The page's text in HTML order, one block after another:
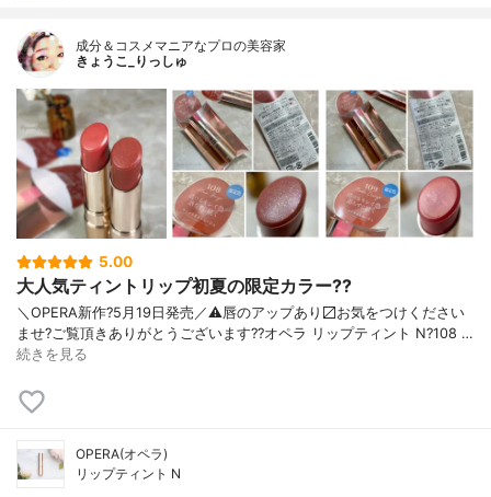
成分＆コスメマニアなプロの美容家
きょうこ_りっしゅ
5.00
大人気ティントリップ初夏の限定カラー??
＼OPERA新作?5月19日発売／ ⚠️唇のアップあり〼 お気をつけください
ませ? ご覧頂きありがとうございます? ?オペラ リップティント N ?108 …
続きを見る
OPERA(オペラ)
リップティント N